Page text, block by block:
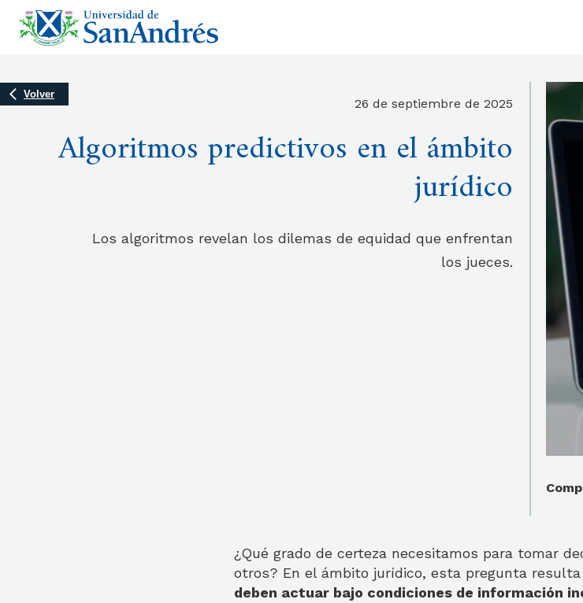
Volver
26 de septiembre de 2025
Algoritmos predictivos en el ámbito
jurídico
Los algoritmos revelan los dilemas de equidad que enfrentan
los jueces.
¿Qué grado de certeza necesitamos para tomar
otros? En el ámbito jurídico, esta pregunta
deben actuar bajo condiciones de información